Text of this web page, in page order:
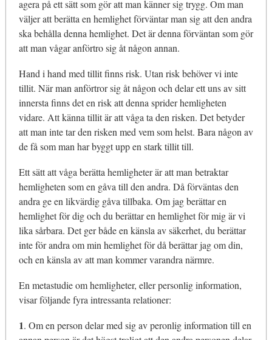
agera på ett sätt som gör att man känner sig trygg. Om man
väljer att berätta en hemlighet förväntar man sig att den andra
ska behålla denna hemlighet. Det är denna förväntan som gör
att man vågar anförtro sig åt någon annan.
Hand i hand med tillit finns risk. Utan risk behöver vi inte
tillit. När man anförtror sig åt någon och delar ett uns av sitt
innersta finns det en risk att denna sprider hemligheten
vidare. Att känna tillit är att våga ta den risken. Det betyder
att man inte tar den risken med vem som helst. Bara någon av
de få som man har byggt upp en stark tillit till.
Ett sätt att våga berätta hemligheter är att man betraktar
hemligheten som en gåva till den andra. Då förväntas den
andra ge en likvärdig gåva tillbaka. Om jag berättar en
hemlighet för dig och du berättar en hemlighet för mig är vi
lika sårbara. Det ger både en känsla av säkerhet, du berättar
inte för andra om min hemlighet för då berättar jag om din,
och en känsla av att man kommer varandra närmre.
En metastudie om hemligheter, eller personlig information,
visar följande fyra intressanta relationer:
1. Om en person delar med sig av peronlig information till en